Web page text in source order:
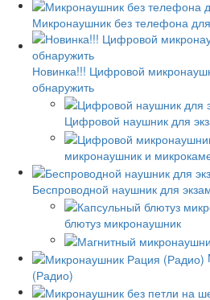
Микронаушник без телефона
Новинка!!! Цифровой
обнаружить
Цифровой наушник для
микронаушник и
Беспроводной наушник для
блютуз микронаушник
(Радио)